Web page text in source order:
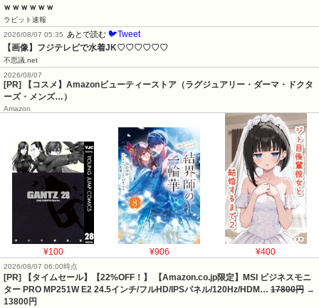
ｗｗｗｗｗｗ
ラビット速報
2026/08/07 05:35
あとで読む 🐦Tweet
【画像】フジテレビで水着JK♡♡♡♡♡♡
不思議.net
2026/08/07
[PR] 【コスメ】Amazonビューティーストア（ラグジュアリー・ダーマ・ドクタ
ーズ・メンズ…）
Amazon
¥100 ¥906 ¥400
2026/08/07 06:00時点
[PR] 【タイムセール】【22%OFF！】 【Amazon.co.jp限定】MSI ビジネスモニ
ター PRO MP251W E2 24.5インチ/フルHD/IPSパネル/120Hz/HDM… 17800円 →
13800円